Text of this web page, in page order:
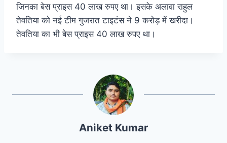
जिनका बेस प्राइस 40 लाख रुपए था। इसके अलावा राहुल
तेवतिया को नई टीम गुजरात टाइटंस ने 9 करोड़ में खरीदा।
तेवतिया का भी बेस प्राइस 40 लाख रुपए था।
Aniket Kumar